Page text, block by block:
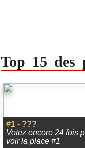
Top 15 des
#1 - ???
Votez encore 24 fois
voir la place #1